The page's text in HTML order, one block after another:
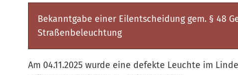
Bekanntgabe einer Eilentscheidung gem. § 48
Straßenbeleuchtung
Am 04.11.2025 wurde eine defekte Leuchte im